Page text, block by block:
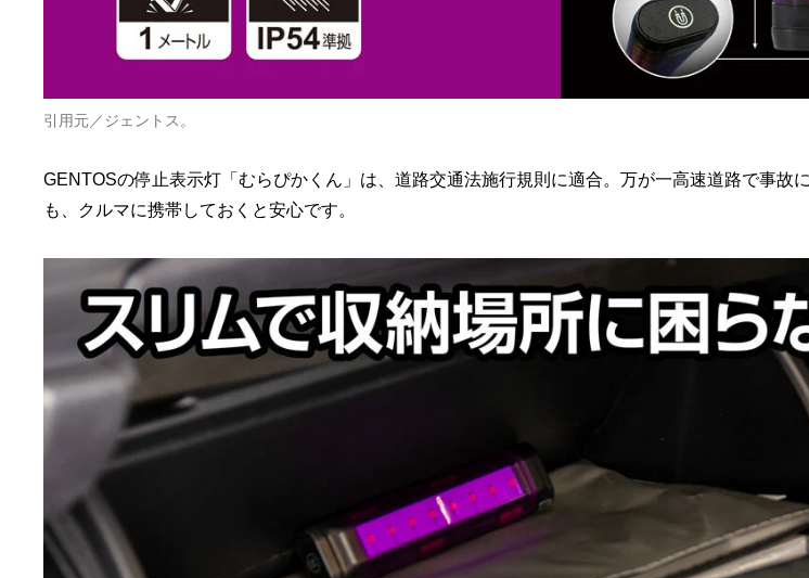
引用元／ジェントス。
GENTOSの停止表示灯「むらぴかくん」は、道路交通法施行規則に適合。万が一高速道路で事故
も、クルマに携帯しておくと安心です。